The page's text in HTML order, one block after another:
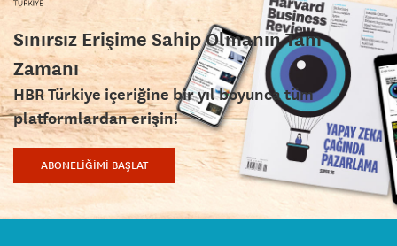
Sınırsız Erişime Sahip Olmanın Tam
Zamanı
HBR Türkiye içeriğine bir yıl boyunca tüm
platformlardan erişin!
ABONELİĞİMİ BAŞLAT